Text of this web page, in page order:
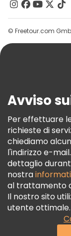
Contattaci
Gruppi
Aiuto
Termini E
Informativa Sui
Freetour Premi
Programma Di
© Freetour.com
Avviso
Per effettuare
richieste di
chiediamo
l'indirizzo e-
dettaglio
nostra
al trattamento
Il nostro sito
utente ottimale.